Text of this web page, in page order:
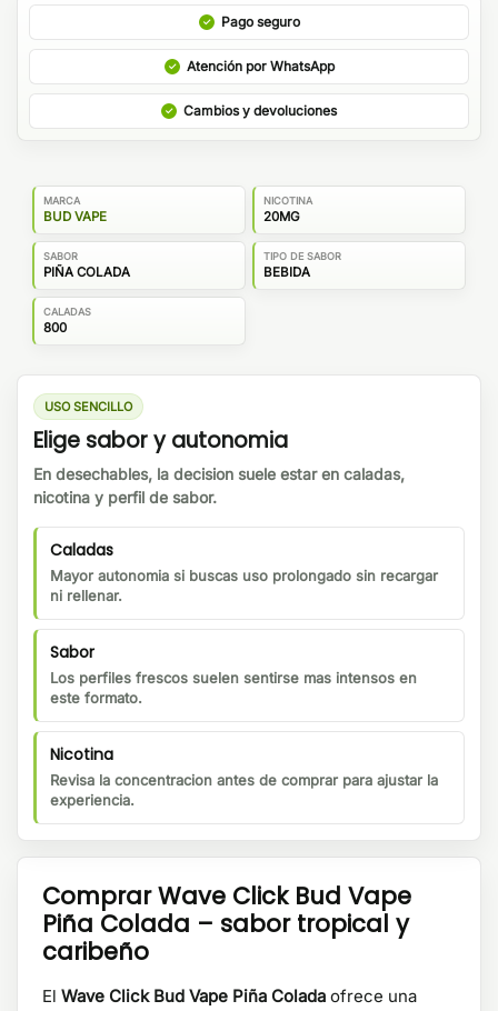
Pago seguro
Atención por WhatsApp
Cambios y devoluciones
MARCA
BUD VAPE
NICOTINA
20MG
SABOR
PIÑA COLADA
TIPO DE SABOR
BEBIDA
CALADAS
800
USO SENCILLO
Elige sabor y autonomia
En desechables, la decision suele estar en caladas,
nicotina y perfil de sabor.
Caladas
Mayor autonomia si buscas uso prolongado sin recargar
ni rellenar.
Sabor
Los perfiles frescos suelen sentirse mas intensos en
este formato.
Nicotina
Revisa la concentracion antes de comprar para ajustar la
experiencia.
Comprar Wave Click Bud Vape
Piña Colada – sabor tropical y
caribeño
El Wave Click Bud Vape Piña Colada ofrece una